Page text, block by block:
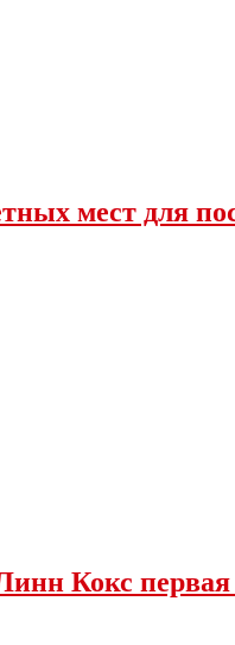
мест для
Кокс